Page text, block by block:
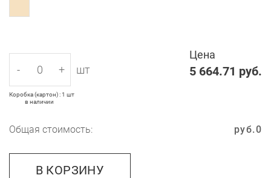
Цена
5 664.71 руб.
- + шт
Коробка (картон) : 1 шт
в наличии
Общая стоимость: 0
руб.
В КОРЗИНУ